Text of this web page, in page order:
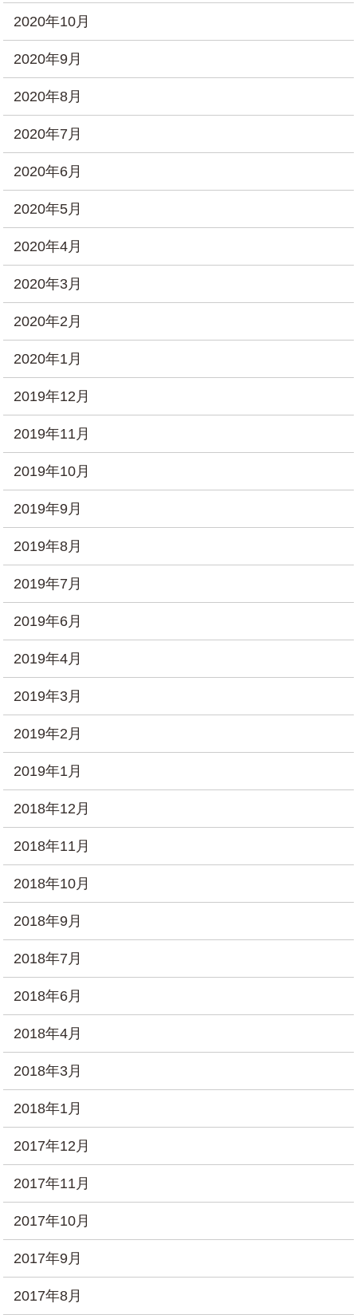
2020年10月
2020年9月
2020年8月
2020年7月
2020年6月
2020年5月
2020年4月
2020年3月
2020年2月
2020年1月
2019年12月
2019年11月
2019年10月
2019年9月
2019年8月
2019年7月
2019年6月
2019年4月
2019年3月
2019年2月
2019年1月
2018年12月
2018年11月
2018年10月
2018年9月
2018年7月
2018年6月
2018年4月
2018年3月
2018年1月
2017年12月
2017年11月
2017年10月
2017年9月
2017年8月